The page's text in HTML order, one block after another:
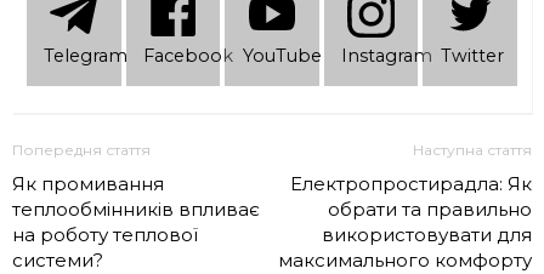
Telеgram Facebook YouTube Instagram Twitter
Попередня стаття
Як промивання
теплообмінників впливає
на роботу теплової
системи?
Наступна стаття
Електропростирадла: Як
обрати та правильно
використовувати для
максимального комфорту